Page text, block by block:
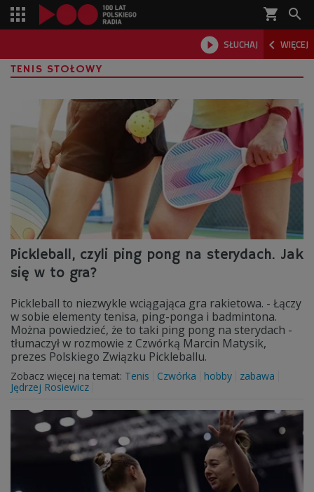
shopping_cart 
 SŁUCHAJ  WIĘCEJ

TENIS STOŁOWY
Pickleball, czyli ping pong na sterydach. Jak
się w to gra?
Pickleball to niezwykle wciągająca gra rakietowa. - Łączy
w sobie elementy tenisa, ping-ponga i badmintona.
Można powiedzieć, że to taki ping pong na sterydach -
tłumaczył w rozmowie z Czwórką Marcin Matysik,
prezes Polskiego Związku Pickleballu.
Zobacz więcej na temat: Tenis Czwórka hobby
zabawa
Jędrzej Rosiewicz